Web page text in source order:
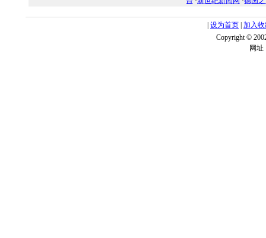
设为首页 加入
Copyright ©
网址